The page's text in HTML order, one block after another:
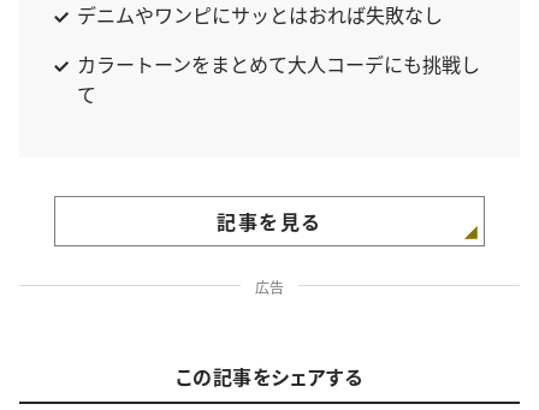
デニムやワンピにサッとはおれば失敗なし
カラートーンをまとめて大人コーデにも挑戦し
て
記事を見る
広告
この記事をシェアする